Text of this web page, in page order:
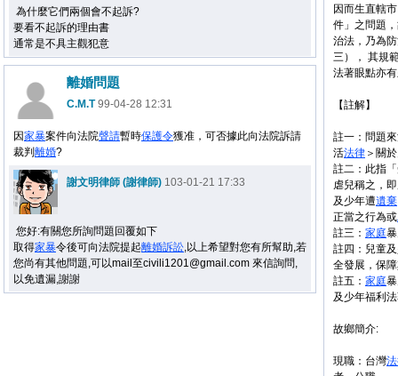
為什麼它們兩個會不起訴?
要看不起訴的理由書
通常是不具主觀犯意
因而生直轄
件」之問題
治法，乃為
三）， 其規
法著眼點亦
【註解】
註一：問題
活法律 ＞關
註二：此指
虐兒稱之，
及少年遭遺棄
正當之行為或
註三： 家庭
註四：兒童
全發展，保
註五： 家庭
及少年福利
故鄉簡介:
現職：台灣
離婚問題
C.M.T99-04-28 12:31
因家暴案件向法院聲請暫時保護令獲准，可否據此向法院訴請
裁判 離婚?
謝文明律師 (謝律師) 103-01-21 17:33
您好:有關您所詢問題回覆如下
取得家暴令後可向法院提起離婚訴訟,以上希望對您有所幫助,若
您尚有其他問題,可以mail至civili1201@gmail.com 來信詢問,
以免遺漏,謝謝